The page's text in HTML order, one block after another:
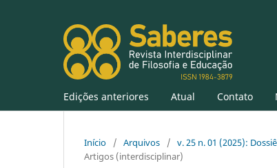
Edições anteriores Atual Contato
Início / Arquivos / v. 25 n. 01 (2025):
Artigos (interdisciplinar)